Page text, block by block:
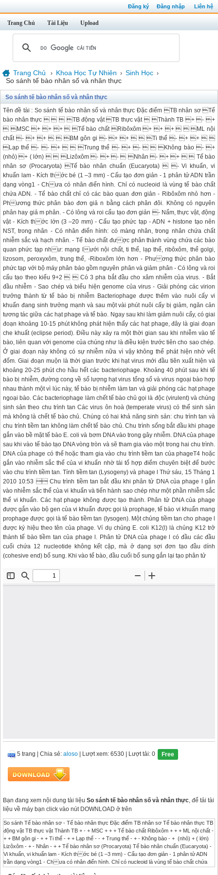
Đăng ký Đăng nhập Liên hệ
Trang Chủ Tài Liệu Upload
Trang Chủ › Khoa Học Tự Nhiên › Sinh Học ›
So sánh tế bào nhân số và nhân thực
So sánh tế bào nhân số và nhân thực
Tên đề tài : So sánh tế bào nhân số và nhân thực Đặc điểm TB nhân sơ Tế
bào nhân thực    TB động vật TB thực vật  Thành TB + - +
 MSC + + +  Tế bào chất Ribôxôm + + +   ML nội
chất - + +   BM gôn gi - + +   Ti thể - + +  
Lạp thể - - +   Trung thể - + -   Không bào - +
(nhỏ) + ( lớn)   Lizôxôm - + -  Nhân - + +   Tế bào
nhân sơ (Procaryota) Tế bào nhân chuẩn (Eucaryota)  - Vi khuẩn, vi
khuẩn lam - Kích thớc bé (1 –3 mm) - Cấu tạo đơn giản - 1 phân tử ADN trần
dạng vòng1 - Chưa có nhân điển hình. Chỉ có nucleoid là vùng tế bào chất
chứa ADN. - Tế bào chất chỉ có các bào quan đơn giản - Ribôxôm nhỏ hơn -
Phương thức phân bào đơn giả n bằng cách phân đôi. Không có nguyên
phân hay giả m phân. - Có lông và roi cấu tạo đơn giản - Nấm, thực vật, động
vật - Kích thớc lớn (3 –20 mm) - Cấu tạo phức tạp - ADN + histone tạo nên
NST, trong nhân - Có nhân điển hình: có màng nhân, trong nhân chứa chất
nhiễm sắc và hạch nhân. - Tế bào chất được phân thành vùng chứa các bào
quan phức tạp như: mạng lưới nội chất, ti thể, lạp thể, ribôxôm, thể golgi,
lizosom, peroxyxôm, trung thể, -Riboxôm lớn hơn - Phương thức phân bào
phức tạp với bộ máy phân bào gồm nguyên phân và giảm phân - Có lông và roi
cấu tạo theo kiểu 9+2   Có 3 pha bắt đầu cho xâm nhiễm của virus. - Bắt
đầu nhiễm - Sao chép và biểu hiện genome của virus - Giải phóng các virion
trưởng thành từ tế bào bị nhiễm Bacteriophage được thêm vào nuôi cấy vi
khuẩn đang sinh trưởng mạnh và sau một vài phút nuôi cấy bị giảm, ngăn cản
tương tác giữa các hạt phage và tế bào. Ngay sau khi làm giảm nuôi cấy, có giai
đoạn khoảng 10-15 phút không phát hiện thấy các hạt phage, đây là giai đoạn
che khuất (eclipse period). Điều này xảy ra một thời gian sau khi nhiễm vào tế
bào, liên quan với genome của chúng như là điều kiện trước tiên cho sao chép.
Ở giai đoạn này không có sự nhiễm nữa vì vậy không thể phát hiện nhờ vết
đốm. Giai đoạn muộn là thời gian trước khi hạt virus mới đầu tiên xuất hiện và
khoảng 20-25 phút cho hầu hết các bacteriophage. Khoảng 40 phút sau khi tế
bào bị nhiễm, đường cong về số lượng hạt virus tổng số và virus ngoại bào hợp
nhau thành một vì lúc này, tế bào bị nhiễm làm tan và giải phóng các hạt phage
ngoại bào. Các bacteriophage làm chết tế bào chủ gọi là độc (virulent) và chúng
sinh sản theo chu trình tan Các virus ôn hoà (temperate virus) có thể sinh sản
mà không là chết tế bào chủ. Chúng có hai khả năng sinh sản: chu trình tan và
chu trình tiềm tan không làm chết tế bào chủ. Chu trình sống bắt đầu khi phage
gắn vào bề mặt tế bào E. coli và bơm DNA vào trong gây nhiễm. DNA của phage
sau khi vào tế bào tạo DNA vòng tròn và sẽ tham gia vào một trong hai chu trình.
DNA của phage có thể hoặc tham gia vào chu trình tiềm tan của phageT4 hoặc
gắn vào nhiễm sắc thể của vi khuẩn nhờ tái tổ hợp điểm chuyên biệt để bước
vào chu trình tiềm tan. Tính tiềm tan (Lysogeny) và phage l Thứ sáu, 15 Tháng 1
2010 10:53  Chu trình tiềm tan bắt đầu khi phân tử DNA của phage l gắn
vào nhiễm sắc thể của vi khuẩn và tiến hành sao chép như một phần nhiễm sắc
thể vi khuẩn. Các hạt phage không được tạo thành. Phân tử DNA của phage
được gắn vào bộ gen của vi khuẩn được gọi là prophage, tế bào vi khuẩn mang
prophage được gọi là tế bào tiềm tan (lysogen). Một chủng tiềm tan cho phage l
được ký hiệu theo tên của phage. Ví dụ chủng E. coli K12(l) là chủng K12 trở
thành tế bào tiềm tan của phage l. Phân tử DNA của phage l có đầu các đầu
cuối chứa 12 nucleotide không kết cặp, mà ở dạng sợi đơn tạo đầu dính
(cohesive end) bổ sung. Khi vào tế bào, đầu cuối bổ sung gắn lại tạo phân tử
5 trang Chia sẻ: aloso | Lượt xem: 6530 | Lượt tải: 0 Free
Bạn đang xem nội dung tài liệu So sánh tế bào nhân số và nhân thực, để tải tài
liệu về máy bạn click vào nút DOWNLOAD ở trên
So sánh Tế bào nhân sơ - Tế bào nhân thực Đặc điểm TB nhân sơ Tế bào nhân thực TB
động vật TB thực vật Thành TB + - + MSC + + + Tế bào chất Ribôxôm + + + ML nội chất -
+ + BM gôn gi - + + Ti thể - + + Lạp thể - - + Trung thể - + - Không bào - + (nhỏ) + ( lớn)
Lizôxôm - + - Nhân - + + Tế bào nhân sơ (Procaryota) Tế bào nhân chuẩn (Eucaryota) -
Vi khuẩn, vi khuẩn lam - Kích thớc bé (1 –3 mm) - Cấu tạo đơn giản - 1 phân tử ADN
trần dạng vòng1 - Chưa có nhân điển hình. Chỉ có nucleoid là vùng tế bào chất chứa